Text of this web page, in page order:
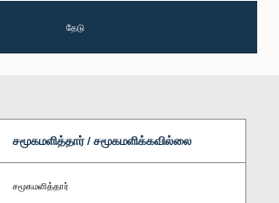
தேடு
சமூகமளித்தார் / சமூகமளிக்கவில்லை
சமூகமளித்தார்